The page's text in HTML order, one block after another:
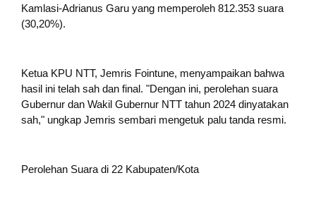
Kamlasi-Adrianus Garu yang memperoleh 812.353 suara
(30,20%).
Ketua KPU NTT, Jemris Fointune, menyampaikan bahwa
hasil ini telah sah dan final. "Dengan ini, perolehan suara
Gubernur dan Wakil Gubernur NTT tahun 2024 dinyatakan
sah," ungkap Jemris sembari mengetuk palu tanda resmi.
Perolehan Suara di 22 Kabupaten/Kota